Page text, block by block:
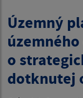
Územný
o
dotknutej